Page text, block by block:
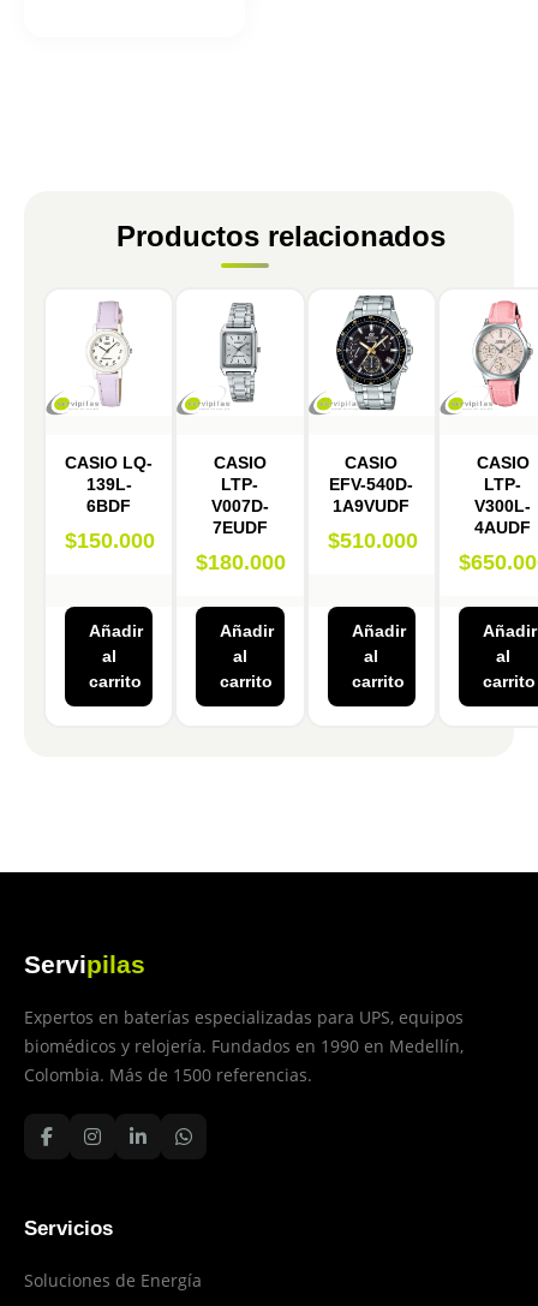
Productos relacionados
CASIO LQ-
139L-
6BDF
$150.000
Añadir
al
carrito
CASIO
LTP-
V007D-
7EUDF
$180.000
Añadir
al
carrito
CASIO
EFV-540D-
1A9VUDF
$510.000
Añadir
al
carrito
CASIO
LTP-
V300L-
4AUDF
$
Añadir
al
carrito
Servipilas
Expertos en baterías especializadas para UPS, equipos
biomédicos y relojería. Fundados en 1990 en Medellín,
Colombia. Más de 1500 referencias.
Servicios
Soluciones de Energía